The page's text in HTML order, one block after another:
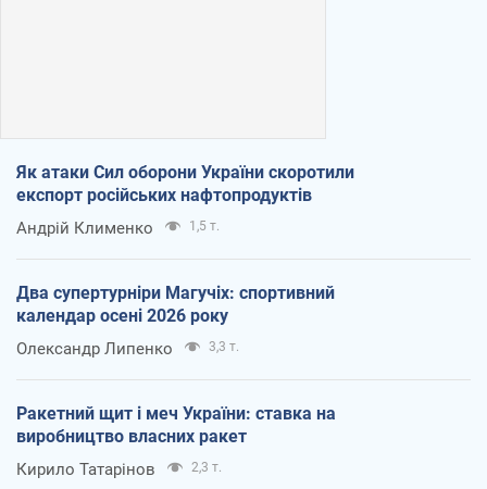
Як атаки Сил оборони України скоротили
експорт російських нафтопродуктів
Андрій Клименко 1,5 т.
Два супертурніри Магучіх: спортивний
календар осені 2026 року
Олександр Липенко 3,3 т.
Ракетний щит і меч України: ставка на
виробництво власних ракет
Кирило Татарінов 2,3 т.